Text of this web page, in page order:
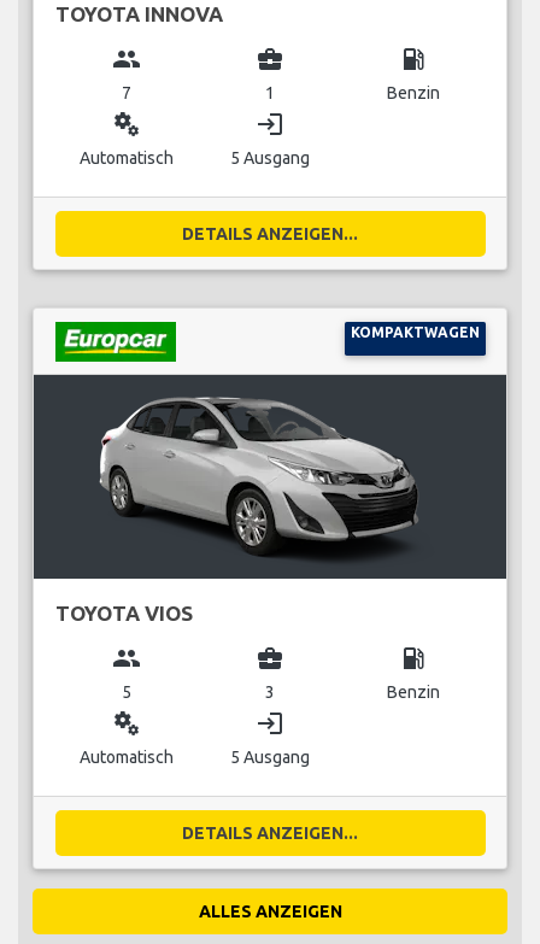
TOYOTA INNOVA
group
7
business_center
1
local_gas_station
Benzin
miscellaneous_services
Automatisch
login
5 Ausgang
DETAILS ANZEIGEN...
KOMPAKTWAGEN
TOYOTA VIOS
group
5
business_center
3
local_gas_station
Benzin
miscellaneous_services
Automatisch
login
5 Ausgang
DETAILS ANZEIGEN...
ALLES ANZEIGEN